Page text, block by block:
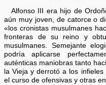
Alfonso III era hijo de
aún muy joven, de catorce o
«los cronistas musulmanes
fronteras de su reino y
musulmanes. Semejante
podría aplicarse
auténticas maniobras tanto
la Vieja y derrotó a los
el curso de ofensivas y otras